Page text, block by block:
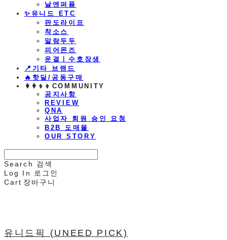
날엔퍼퓸
​✨유니드 ETC
판도라이프
착소스
말랑두두
피어몬즈
운결ㅣ수호장생
📍기타 브랜드
🔥핫딜/공동구매
👩‍👩‍👦‍👦COMMUNITY
공지사항
REVIEW
QNA
사업자 회원 승인 요청
B2B 도매몰
OUR STORY
Search
검색
Log In
로그인
Cart 장바구니
유니드픽 (UNEED PICK)